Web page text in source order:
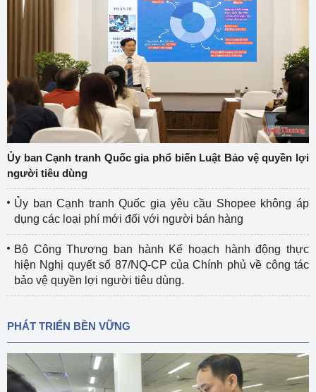
Ủy ban Cạnh tranh Quốc gia phổ biến Luật Bảo vệ quyền lợi
người tiêu dùng
Ủy ban Cạnh tranh Quốc gia yêu cầu Shopee không áp
dụng các loại phí mới đối với người bán hàng
Bộ Công Thương ban hành Kế hoạch hành động thực
hiện Nghị quyết số 87/NQ-CP của Chính phủ về công tác
bảo vệ quyền lợi người tiêu dùng.
PHÁT TRIỂN BỀN VỮNG